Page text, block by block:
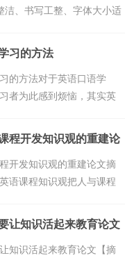
书写工整、字体大小适
方面可以突破的。第一个
习的方法
的方法对于英语口语学
者为此感到烦恼，其实英
，通过交流锻炼你口语表
程开发知识观的重建论
开发知识观的重建论文摘
语课程知识观把人与课程
界的产物这一客观事实，
让知识活起来教育论文
知识活起来教育论文【摘